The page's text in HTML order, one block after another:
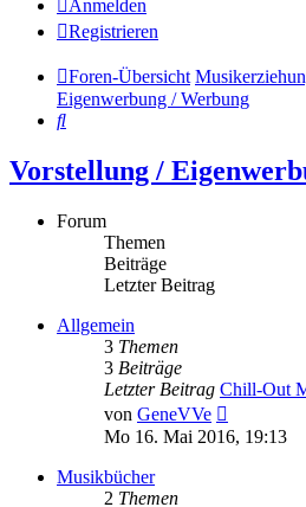
Anmelden
Registrieren
Foren-Übersicht
Eigenwerbung / Werbung
Suche
Vorstellung /
Forum
Themen
Beiträge
Letzter Beitrag
Allgemein
3 Themen
3 Beiträge
Letzter Beitrag Chill-Out
von GeneVVe
Beitrag
Mo 16. Mai 2016, 19:13
Musikbücher
2 Themen